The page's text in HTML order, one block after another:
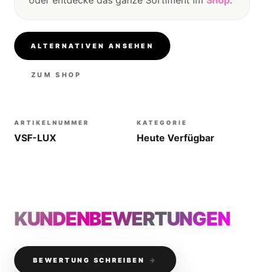
ALTERNATIVEN ANSEHEN
ZUM SHOP
ARTIKELNUMMER
VSF-LUX
KATEGORIE
Heute Verfügbar
KUNDENBEWERTUNGEN
BEWERTUNG SCHREIBEN →